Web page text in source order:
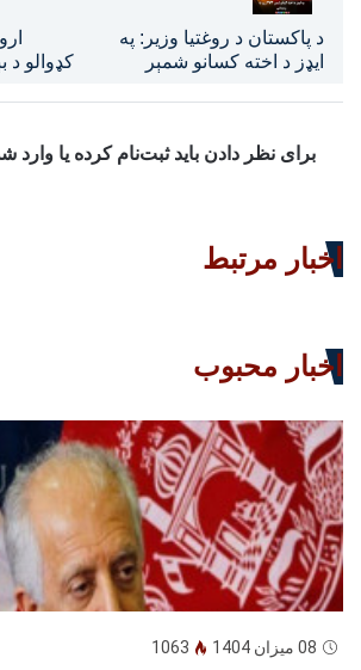
د پاکستان د روغتیا وزیر: په
ایډز د اخته کسانو شمېر
کډوالو د
خبرو
برای نظر دادن باید ثبت‌نام کرده یا وارد
اخبار مرتبط
اخبار محبوب
08 میزان 1404 1063